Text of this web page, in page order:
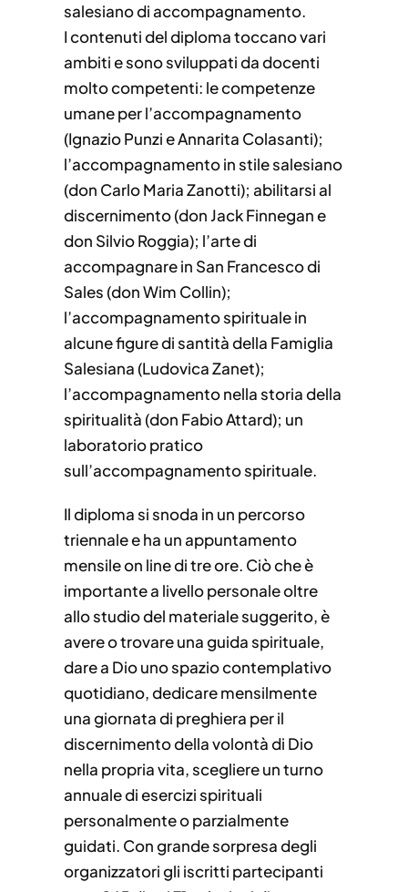
salesiano di accompagnamento.
I contenuti del diploma toccano vari
ambiti e sono sviluppati da docenti
molto competenti: le competenze
umane per l’accompagnamento
(Ignazio Punzi e Annarita Colasanti);
l’accompagnamento in stile salesiano
(don Carlo Maria Zanotti); abilitarsi al
discernimento (don Jack Finnegan e
don Silvio Roggia); l’arte di
accompagnare in San Francesco di
Sales (don Wim Collin);
l’accompagnamento spirituale in
alcune figure di santità della Famiglia
Salesiana (Ludovica Zanet);
l’accompagnamento nella storia della
spiritualità (don Fabio Attard); un
laboratorio pratico
sull’accompagnamento spirituale.
Il diploma si snoda in un percorso
triennale e ha un appuntamento
mensile on line di tre ore. Ciò che è
importante a livello personale oltre
allo studio del materiale suggerito, è
avere o trovare una guida spirituale,
dare a Dio uno spazio contemplativo
quotidiano, dedicare mensilmente
una giornata di preghiera per il
discernimento della volontà di Dio
nella propria vita, scegliere un turno
annuale di esercizi spirituali
personalmente o parzialmente
guidati. Con grande sorpresa degli
organizzatori gli iscritti partecipanti